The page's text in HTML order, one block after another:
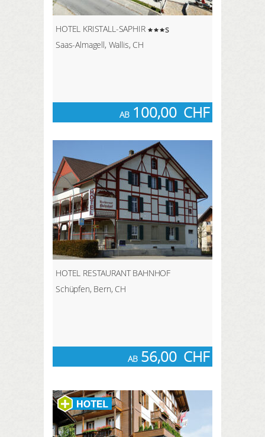
HOTEL KRISTALL-SAPHIR
s
Saas-Almagell, Wallis, CH
AB100,00 CHF
HOTEL RESTAURANT BAHNHOF
Schüpfen, Bern, CH
AB56,00 CHF